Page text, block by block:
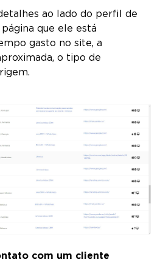
ao lado do perfil de
que ele está
gasto no site, a
o tipo de
com um cliente